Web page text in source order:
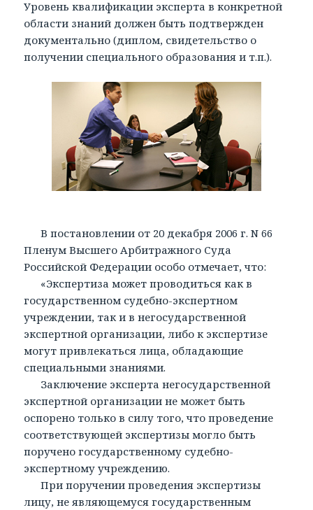
Уровень квалификации эксперта в конкретной
области знаний должен быть подтвержден
документально (диплом, свидетельство о
получении специального образования и т.п.).
В постановлении от 20 декабря 2006 г. N 66
Пленум Высшего Арбитражного Суда
Российской Федерации особо отмечает, что:
«Экспертиза может проводиться как в
государственном судебно-экспертном
учреждении, так и в негосударственной
экспертной организации, либо к экспертизе
могут привлекаться лица, обладающие
специальными знаниями.
Заключение эксперта негосударственной
экспертной организации не может быть
оспорено только в силу того, что проведение
соответствующей экспертизы могло быть
поручено государственному судебно-
экспертному учреждению.
При поручении проведения экспертизы
лицу, не являющемуся государственным